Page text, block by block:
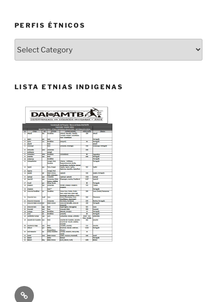
PERFIS ÉTNICOS
LISTA ETNIAS INDIGENAS
Os